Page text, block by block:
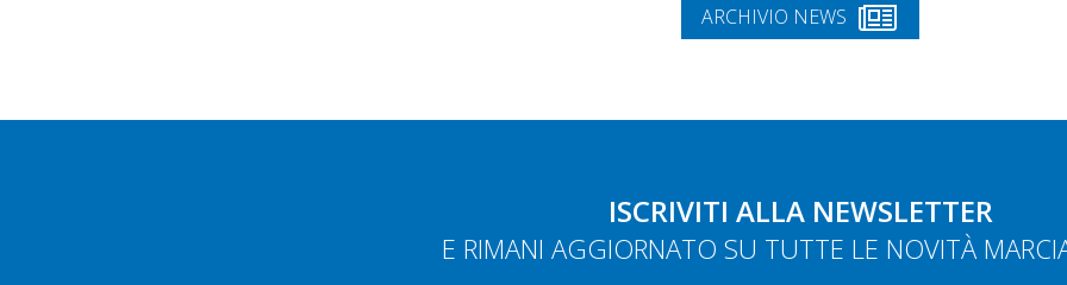
ARCHIVIO NEWS
ISCRIVITI ALLA NEWSLETTER
E RIMANI AGGIORNATO SU TUTTE LE NOVITÀ